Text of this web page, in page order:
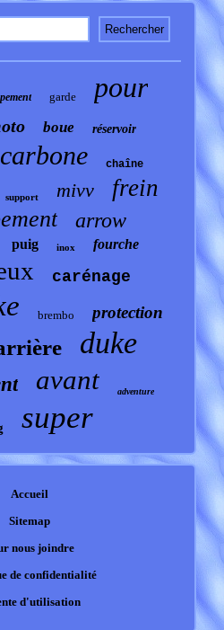
garde pour
boue réservoir
carbone chaîne
support mivv frein
arrow
puig inox fourche
carénage
brembo protection
duke
avant adventure
super
Accueil
Sitemap
nous joindre
de confidentialité
d'utilisation